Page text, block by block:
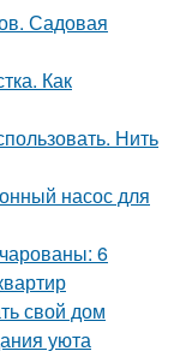
Садовая
Как
Нить
насос для
6
свой дом
уюта